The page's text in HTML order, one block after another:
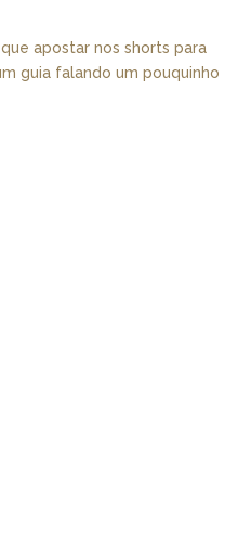
apostar nos shorts para
guia falando um pouquinho